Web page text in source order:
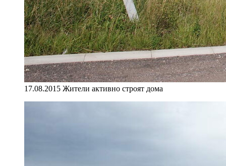
17.08.2015 Жители активно строят дома